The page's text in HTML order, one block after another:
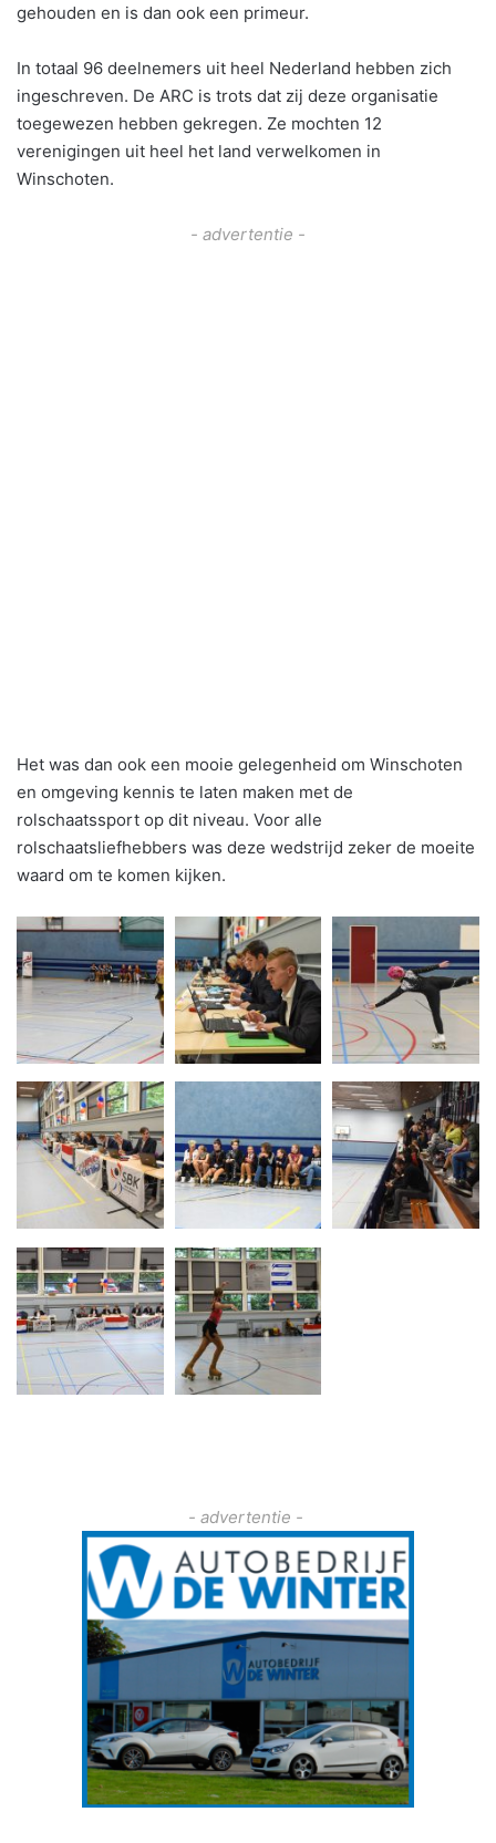
gehouden en is dan ook een primeur.
In totaal 96 deelnemers uit heel Nederland hebben zich
ingeschreven. De ARC is trots dat zij deze organisatie
toegewezen hebben gekregen. Ze mochten 12
verenigingen uit heel het land verwelkomen in
Winschoten.
- advertentie -
Het was dan ook een mooie gelegenheid om Winschoten
en omgeving kennis te laten maken met de
rolschaatssport op dit niveau. Voor alle
rolschaatsliefhebbers was deze wedstrijd zeker de moeite
waard om te komen kijken.
- advertentie -